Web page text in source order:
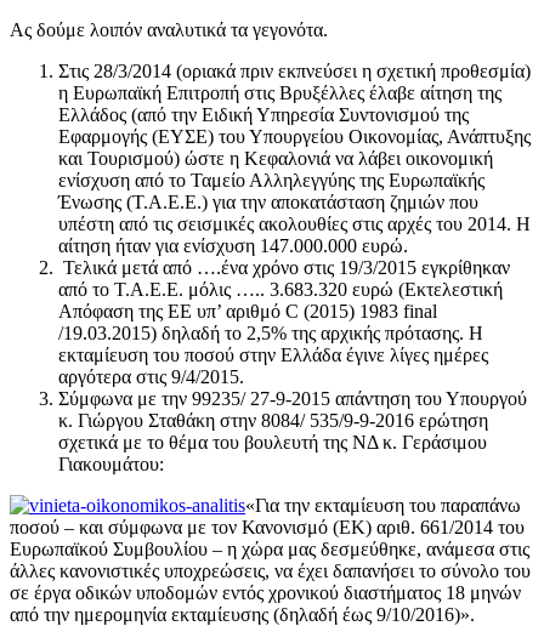
Ας δούμε λοιπόν αναλυτικά τα γεγονότα.
Στις 28/3/2014 (οριακά πριν εκπνεύσει η σχετική προθεσμία)
η Ευρωπαϊκή Επιτροπή στις Βρυξέλλες έλαβε αίτηση της
Ελλάδος (από την Ειδική Υπηρεσία Συντονισμού της
Εφαρμογής (ΕΥΣΕ) του Υπουργείου Oικονομίας, Ανάπτυξης
και Τουρισμού) ώστε η Κεφαλονιά να λάβει οικονομική
ενίσχυση από το Ταμείο Αλληλεγγύης της Ευρωπαϊκής
Ένωσης (Τ.Α.Ε.Ε.) για την αποκατάσταση ζημιών που
υπέστη από τις σεισμικές ακολουθίες στις αρχές του 2014. Η
αίτηση ήταν για ενίσχυση 147.000.000 ευρώ.
Τελικά μετά από ….ένα χρόνο στις 19/3/2015 εγκρίθηκαν
από το Τ.Α.Ε.Ε. μόλις ….. 3.683.320 ευρώ (Εκτελεστική
Απόφαση της ΕΕ υπ’ αριθμό C (2015) 1983 final
/19.03.2015) δηλαδή το 2,5% της αρχικής πρότασης. Η
εκταμίευση του ποσού στην Ελλάδα έγινε λίγες ημέρες
αργότερα στις 9/4/2015.
Σύμφωνα με την 99235/ 27-9-2015 απάντηση του Υπουργού
κ. Γιώργου Σταθάκη στην 8084/ 535/9-9-2016 ερώτηση
σχετικά με το θέμα του βουλευτή της ΝΔ κ. Γεράσιμου
Γιακουμάτου:
«Για την εκταμίευση του παραπάνω
ποσού – και σύμφωνα με τον Κανονισμό (ΕΚ) αριθ. 661/2014 του
Ευρωπαϊκού Συμβουλίου – η χώρα μας δεσμεύθηκε, ανάμεσα στις
άλλες κανονιστικές υποχρεώσεις, να έχει δαπανήσει το σύνολο του
σε έργα οδικών υποδομών εντός χρονικού διαστήματος 18 μηνών
από την ημερομηνία εκταμίευσης (δηλαδή έως 9/10/2016)».